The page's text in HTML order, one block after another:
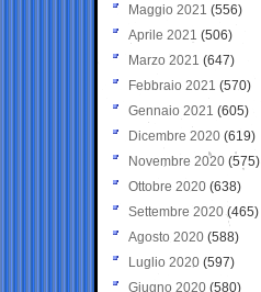
Maggio 2021 (556)
Aprile 2021 (506)
Marzo 2021 (647)
Febbraio 2021 (570)
Gennaio 2021 (605)
Dicembre 2020 (619)
Novembre 2020 (575)
Ottobre 2020 (638)
Settembre 2020(465)
Agosto 2020 (588)
Luglio 2020 (597)
Giugno 2020 (580)